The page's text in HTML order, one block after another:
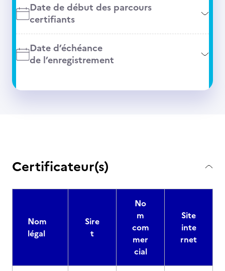
Date de début des parcours
certifiants
Date d’échéance
de l’enregistrement
Certificateur(s)
Nom
légal
Sire
t
No
m
com
mer
cial
Site
inte
rnet